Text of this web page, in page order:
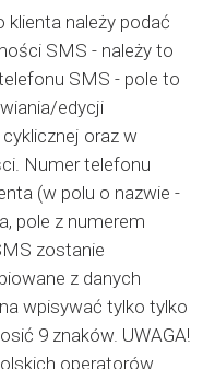
należy podać
SMS - należy to
SMS - pole to
edycji
oraz w
Numer telefonu
(w polu o nazwie -
pole z numerem
zostanie
z danych
wpisywać tylko tylko
9 znaków. UWAGA!
operatorów